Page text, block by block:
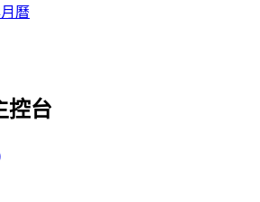
曆
控台